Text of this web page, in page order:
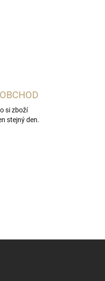
si zboží
stejný den.